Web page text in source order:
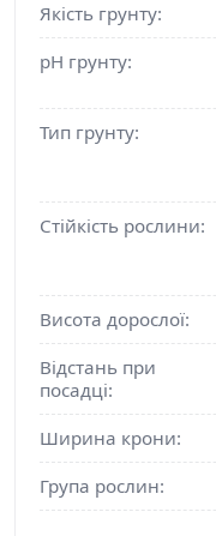
Якість грунту:
pH грунту:
Тип грунту:
Стійкість рослини:
Висота дорослої:
Відстань при
посадці:
Ширина крони:
Група рослин: